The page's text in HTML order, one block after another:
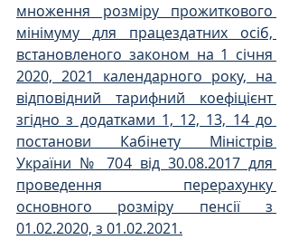
множення розміру прожиткового
мінімуму для працездатних осіб,
встановленого законом на 1 січня
2020, 2021 календарного року, на
відповідний тарифний коефіцієнт
згідно з додатками 1, 12, 13, 14 до
постанови Кабінету Міністрів
України № 704 від 30.08.2017 для
проведення перерахунку
основного розміру пенсії з
01.02.2020, з 01.02.2021.